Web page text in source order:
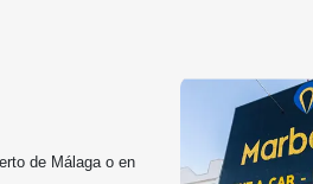
de Málaga o en